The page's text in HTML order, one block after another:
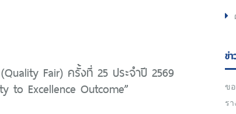
Fair) ครั้งที่ 25 ประจำปี 2569
to Excellence Outcome”
ข่
ข
ร